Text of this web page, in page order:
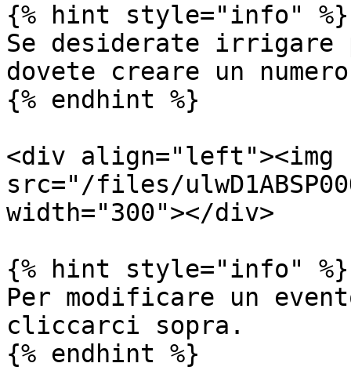
{% hint style="info" %}
Se desiderate
dovete creare un
{% endhint %}
<div align="left"><img
src="/files/
width="300"></div>
{% hint style="info" %}
Per modificare un
cliccarci sopra.